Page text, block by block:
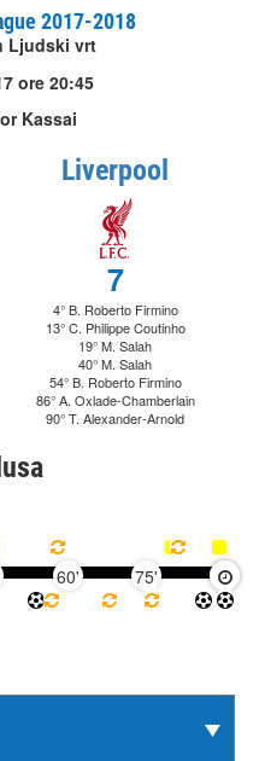
2017-2018
Ljudski vrt
ore 20:45
Kassai
Liverpool
7
4° B. Roberto Firmino
13° C. Philippe Coutinho
19° M. Salah
40° M. Salah
54° B. Roberto Firmino
86° A. Oxlade-Chamberlain
90° T. Alexander-Arnold
60' 75' 90'